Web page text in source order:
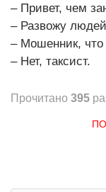
– Привет, чем
– Развожу
– Мошенник, что
– Нет, таксист.
Прочитано 395